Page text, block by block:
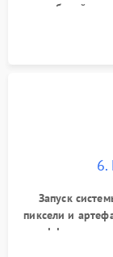
кабелей,
надежная
6.
Запуск
пиксели и
микрофона